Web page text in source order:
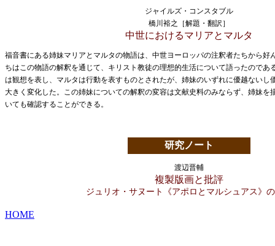
ジャイルズ・コンスタブル
橋川裕之［解題・翻訳］
中世におけるマリアとマルタ
福音書にある姉妹マリアとマルタの物語は、中世ヨーロッパの注釈者たちから好
ちはこの物語の解釈を通じて、キリスト教徒の理想的生活について語ったのであ
は観想を表し、マルタは行動を表すものとされたが、姉妹のいずれに優越ないし
大きく変化した。この姉妹についての解釈の変容は文献史料のみならず、姉妹を
いても確認することができる。
研究ノート
渡辺晋輔
複製版画と批評
ジュリオ・サヌート《アポロとマルシュアス》
HOME